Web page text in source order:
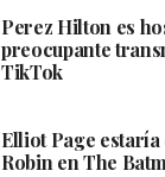
Perez Hilton es
preocupante
TikTok
Elliot Page
Robin en The